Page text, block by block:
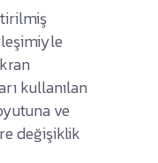
kullanılan
ve
değişiklik